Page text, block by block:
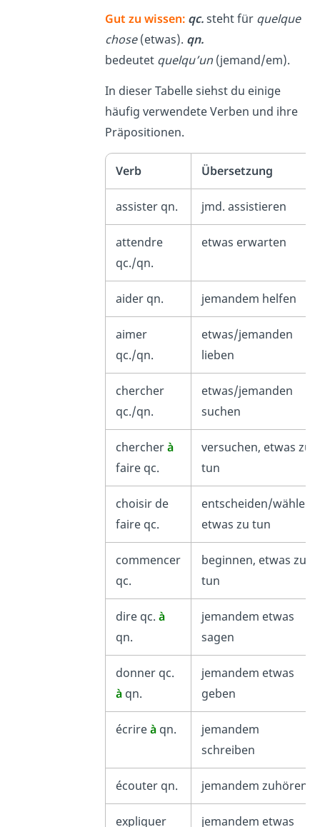
Gut zu wissen: qc.steht für quelque
chose(etwas). qn.
bedeutet quelqu’un(jemand/em).
In dieser Tabelle siehst du einige
häufig verwendete Verben und ihre
Präpositionen.
Verb Übersetzung
assister qn. jmd. assistieren
attendre
qc./qn.
etwas erwarten
aider qn. jemandem helfen
aimer
qc./qn.
etwas/jemanden
lieben
chercher
qc./qn.
etwas/jemanden
suchen
chercherà
faire qc.
versuchen, etwas zu
tun
choisir de
faire qc.
entscheiden/wählen,
etwas zu tun
commencer
qc.
beginnen, etwas zu
tun
dire qc. à
qn.
jemandem etwas
sagen
donner qc.
àqn.
jemandem etwas
geben
écrireàqn.
jemandem
schreiben
écouter qn. jemandem zuhören
expliquer
jemandem etwas